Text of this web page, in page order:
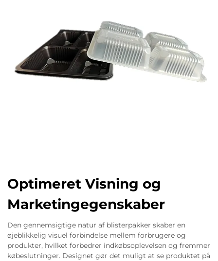
Optimeret Visning og
Marketingegenskaber
Den gennemsigtige natur af blisterpakker skaber en
øjeblikkelig visuel forbindelse mellem forbrugere og
produkter, hvilket forbedrer indkøbsoplevelsen og fremmer
købeslutninger. Designet gør det muligt at se produktet på